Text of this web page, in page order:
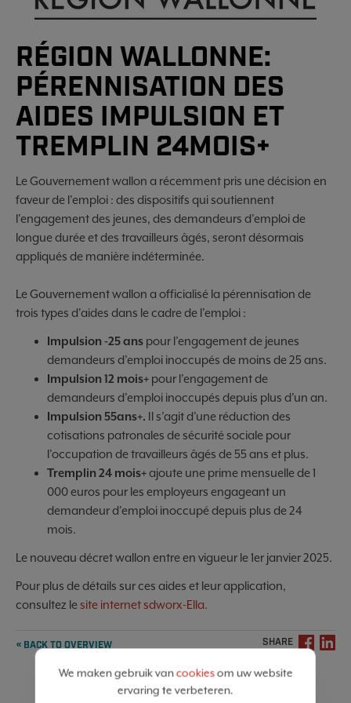
RÉGION WALLONNE:
PÉRENNISATION DES
AIDES IMPULSION ET
TREMPLIN 24MOIS+
Le Gouvernement wallon a récemment pris une décision en
faveur de l'emploi : des dispositifs qui soutiennent
l'engagement des jeunes, des demandeurs d'emploi de
longue durée et des travailleurs âgés, seront désormais
appliqués de manière indéterminée.
Le Gouvernement wallon a officialisé la pérennisation de
trois types d'aides dans le cadre de l'emploi :
Impulsion -25 ans pour l’engagement de jeunes
demandeurs d’emploi inoccupés de moins de 25 ans.
Impulsion 12 mois+ pour l’engagement de
demandeurs d’emploi inoccupés depuis plus d’un an.
Impulsion 55ans+. Il s’agit d’une réduction des
cotisations patronales de sécurité sociale pour
l’occupation de travailleurs âgés de 55 ans et plus.
Tremplin 24 mois+ajoute une prime mensuelle de 1
000 euros pour les employeurs engageant un
demandeur d'emploi inoccupé depuis plus de 24
mois.
Le nouveau décret wallon entre en vigueur le 1er janvier 2025.
Pour plus de détails sur ces aides et leur application,
consultez lesite internet sdworx-Ella.
« BACK TO OVERVIEW SHARE
We maken gebruik vancookiesom uw website
ervaring te verbeteren.